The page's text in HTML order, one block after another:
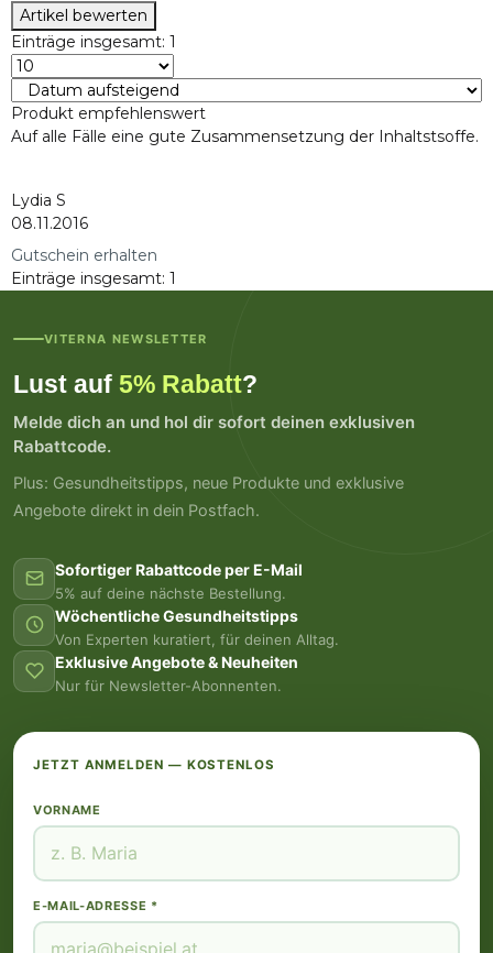
Artikel bewerten
Einträge insgesamt: 1
Produkt empfehlenswert
Auf alle Fälle eine gute Zusammensetzung der Inhaltstsoffe.
Lydia S
08.11.2016
Gutschein erhalten
Einträge insgesamt: 1
VITERNA NEWSLETTER
Lust auf 5% Rabatt?
Melde dich an und hol dir sofort deinen exklusiven
Rabattcode.
Plus: Gesundheitstipps, neue Produkte und exklusive
Angebote direkt in dein Postfach.
Sofortiger Rabattcode per E-Mail
5% auf deine nächste Bestellung.
Wöchentliche Gesundheitstipps
Von Experten kuratiert, für deinen Alltag.
Exklusive Angebote & Neuheiten
Nur für Newsletter-Abonnenten.
JETZT ANMELDEN — KOSTENLOS
VORNAME
E-MAIL-ADRESSE *